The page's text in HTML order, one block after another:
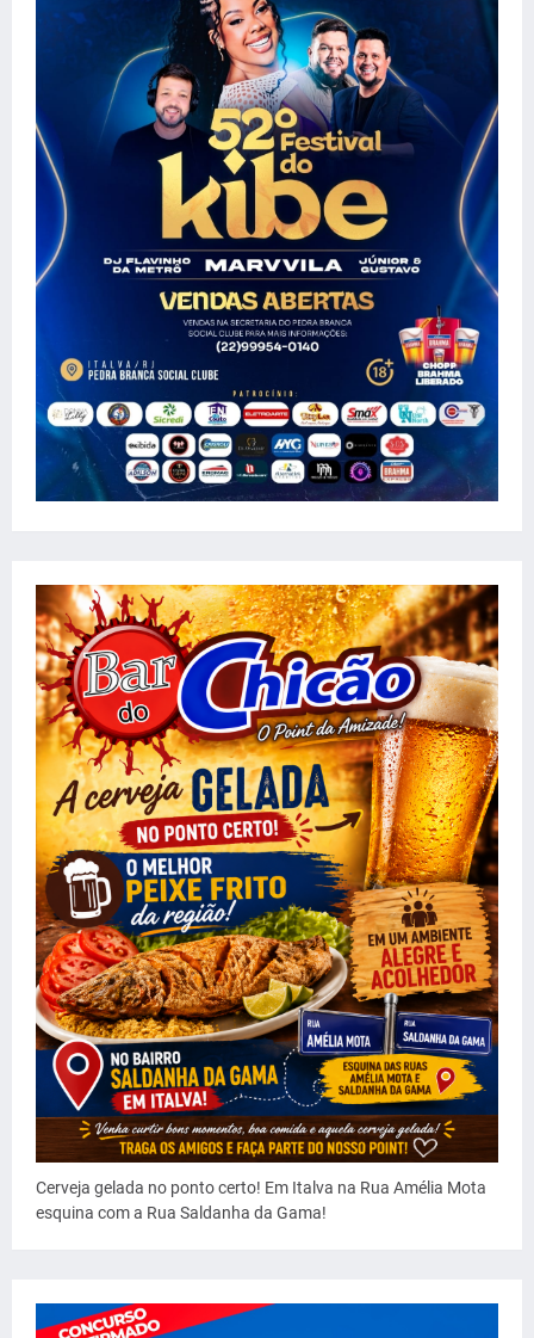
Cerveja gelada no ponto certo! Em Italva na Rua Amélia Mota
esquina com a Rua Saldanha da Gama!